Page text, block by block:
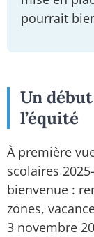
pourrait
Un début
l’équité
À première
scolaires
bienvenue :
zones,
3 novembre